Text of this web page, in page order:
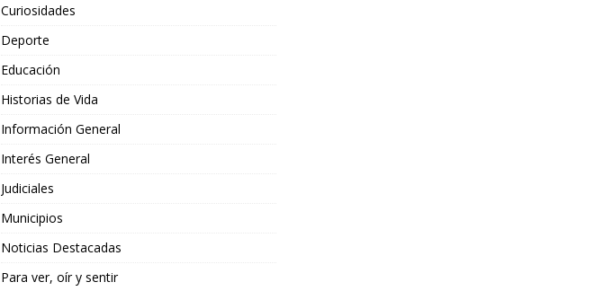
Curiosidades
Deporte
Educación
Historias de Vida
Información General
Interés General
Judiciales
Municipios
Noticias Destacadas
Para ver, oír y sentir